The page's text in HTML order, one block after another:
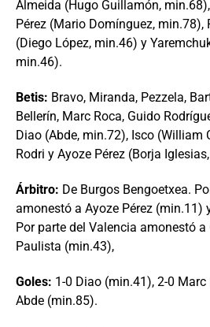
Almeida (Hugo Guillamón,
Pérez (Mario Domínguez, min.78),
(Diego López, min.46) y
min.46).
Betis: Bravo, Miranda, Pezzela,
Bellerín, Marc Roca, Guido
Diao (Abde, min.72), Isco (William
Rodri y Ayoze Pérez (Borja
Árbitro: De Burgos Bengoetxea.
amonestó a Ayoze Pérez (min.11)
Por parte del Valencia amonestó
Paulista (min.43),
Goles: 1-0 Diao (min.41), 2-0
Abde (min.85).